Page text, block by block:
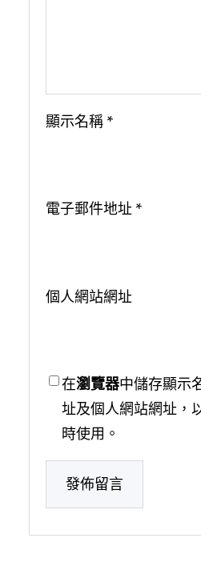
顯示名稱 *
電子郵件地址 *
個人網站網址
在瀏覽器中儲存顯示
址及個人網站網址，
時使用。